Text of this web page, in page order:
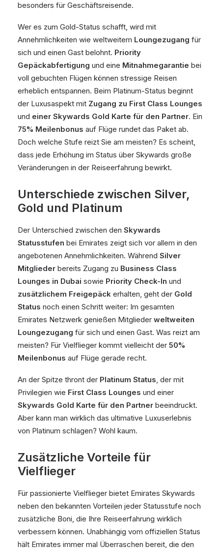
besonders für Geschäftsreisende.
Wer es zum Gold-Status schafft, wird mit
Annehmlichkeiten wie weltweitem Loungezugang für
sich und einen Gast belohnt. Priority
Gepäckabfertigung und eine Mitnahmegarantie bei
voll gebuchten Flügen können stressige Reisen
erheblich entspannen. Beim Platinum-Status beginnt
der Luxusaspekt mit Zugang zu First Class Lounges
und einer Skywards Gold Karte für den Partner. Ein
75% Meilenbonus auf Flüge rundet das Paket ab.
Doch welche Stufe reizt Sie am meisten? Es scheint,
dass jede Erhöhung im Status über Skywards große
Veränderungen in der Reiseerfahrung bewirkt.
Unterschiede zwischen Silver,
Gold und Platinum
Der Unterschied zwischen den Skywards
Statusstufen bei Emirates zeigt sich vor allem in den
angebotenen Annehmlichkeiten. Während Silver
Mitglieder bereits Zugang zu Business Class
Lounges in Dubai sowie Priority Check-In und
zusätzlichem Freigepäck erhalten, geht der Gold
Status noch einen Schritt weiter: Im gesamten
Emirates Netzwerk genießen Mitglieder weltweiten
Loungezugang für sich und einen Gast. Was reizt am
meisten? Für Vielflieger kommt vielleicht der 50%
Meilenbonus auf Flüge gerade recht.
An der Spitze thront der Platinum Status, der mit
Privilegien wie First Class Lounges und einer
Skywards Gold Karte für den Partner beeindruckt.
Aber kann man wirklich das ultimative Luxuserlebnis
von Platinum schlagen? Wohl kaum.
Zusätzliche Vorteile für
Vielflieger
Für passionierte Vielflieger bietet Emirates Skywards
neben den bekannten Vorteilen jeder Statusstufe noch
zusätzliche Boni, die Ihre Reiseerfahrung wirklich
verbessern können. Unabhängig vom offiziellen Status
hält Emirates immer mal Überraschen bereit, die den